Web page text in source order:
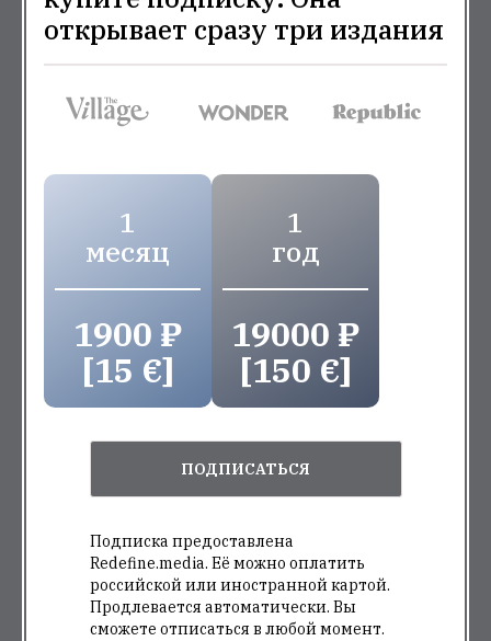
открывает сразу три издания
1
месяц
1900 ₽
[15 €]
1
год
19000 ₽
[150 €]
ПОДПИСАТЬСЯ
Подписка предоставлена
Redefine.media. Её можно оплатить
российской или иностранной картой.
Продлевается автоматически. Вы
сможете отписаться в любой момент.